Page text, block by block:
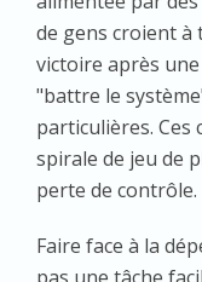
de gens croient
victoire après
"battre le
particulières. Ces
spirale de jeu de
perte de contrôle.
Faire face à la